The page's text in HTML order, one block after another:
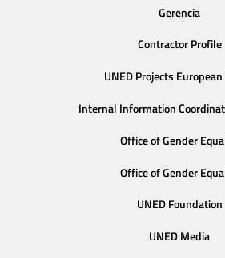
Gerencia
Contractor Profile
UNED Projects
Internal Information
Office of Gender
Office of Gender
UNED Foundation
UNED Media